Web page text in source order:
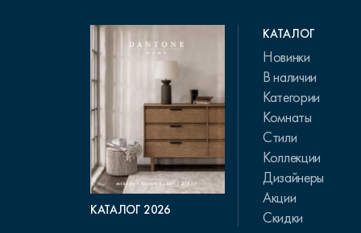
КАТАЛОГ 2026
КАТАЛОГ
Новинки
В наличии
Категории
Комнаты
Стили
Коллекции
Дизайнеры
Акции
Скидки